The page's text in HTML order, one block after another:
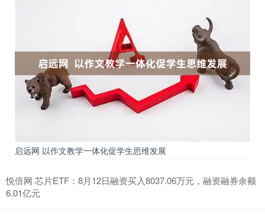
启远网 以作文教学一体化促学生思维发展
悦倍网 芯片ETF：8月12日融资买入8037.06万元，融资融券余额
6.01亿元